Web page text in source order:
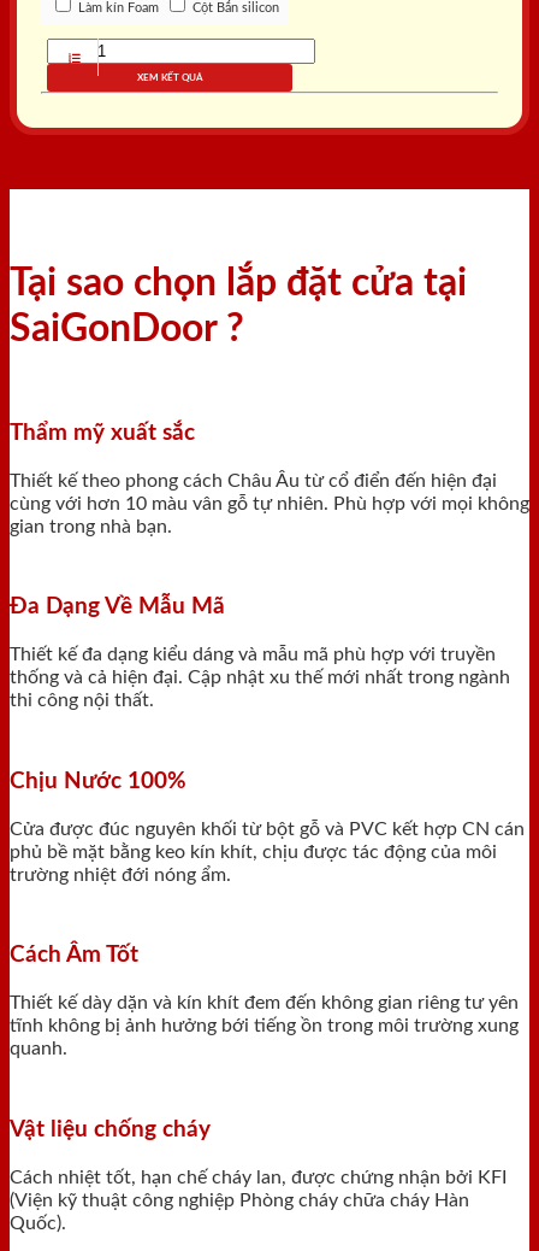
Làm kín Foam Cột Bắn silicon
XEM KẾT QUẢ
Tại sao chọn lắp đặt cửa tại
SaiGonDoor ?
Thẩm mỹ xuất sắc
Thiết kế theo phong cách Châu Âu từ cổ điển đến hiện đại
cùng với hơn 10 màu vân gỗ tự nhiên. Phù hợp với mọi không
gian trong nhà bạn.
Đa Dạng Về Mẫu Mã
Thiết kế đa dạng kiểu dáng và mẫu mã phù hợp với truyền
thống và cả hiện đại. Cập nhật xu thế mới nhất trong ngành
thi công nội thất.
Chịu Nước 100%
Cửa được đúc nguyên khối từ bột gỗ và PVC kết hợp CN cán
phủ bề mặt bằng keo kín khít, chịu được tác động của môi
trường nhiệt đới nóng ẩm.
Cách Âm Tốt
Thiết kế dày dặn và kín khít đem đến không gian riêng tư yên
tĩnh không bị ảnh hưởng bới tiếng ồn trong môi trường xung
quanh.
Vật liệu chống cháy
Cách nhiệt tốt, hạn chế cháy lan, được chứng nhận bởi KFI
(Viện kỹ thuật công nghiệp Phòng cháy chữa cháy Hàn
Quốc).